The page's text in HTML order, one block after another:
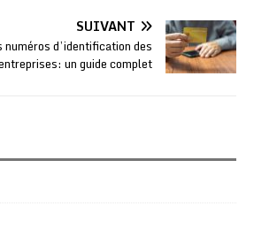
SUIVANT
numéros d’identification des
un guide complet